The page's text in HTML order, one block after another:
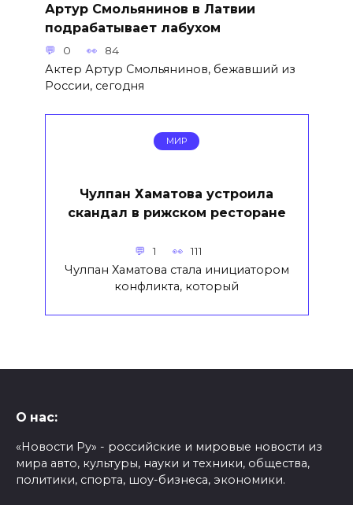
Артур Смольянинов в Латвии
подрабатывает лабухом
0 84
Актер Артур Смольянинов, бежавший из
России, сегодня
МИР
Чулпан Хаматова устроила
скандал в рижском ресторане
1 111
Чулпан Хаматова стала инициатором
конфликта, который
О нас:
«Новости Ру» - российские и мировые новости из
мира авто, культуры, науки и техники, общества,
политики, спорта, шоу-бизнеса, экономики.